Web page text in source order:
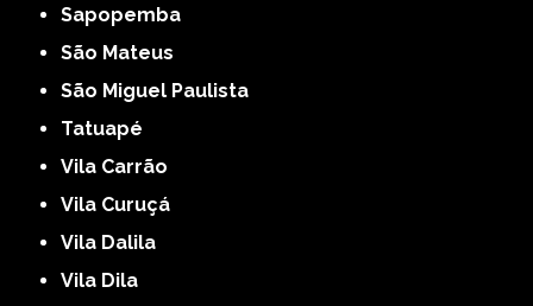
Sapopemba
São Mateus
São Miguel Paulista
Tatuapé
Vila Carrão
Vila Curuçá
Vila Dalila
Vila Dila